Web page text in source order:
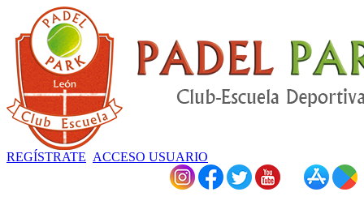
REGÍSTRATE ACCESO USUARIO